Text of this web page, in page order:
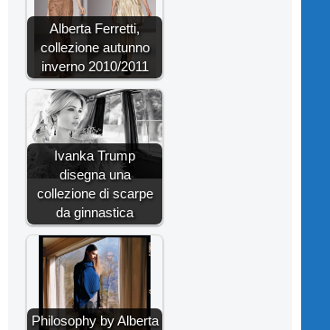
Alberta Ferretti,
collezione autunno
inverno 2010/2011
Ivanka Trump
disegna una
collezione di scarpe
da ginnastica
Philosophy by Alberta